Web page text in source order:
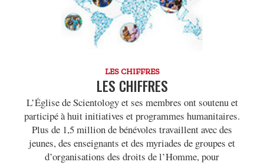
LES CHIFFRES
LES CHIFFRES
L’Église de Scientology et ses membres ont soutenu et
participé à huit initiatives et programmes humanitaires.
Plus de 1,5 million de bénévoles travaillent avec des
jeunes, des enseignants et des myriades de groupes et
d’organisations des droits de l’Homme, pour